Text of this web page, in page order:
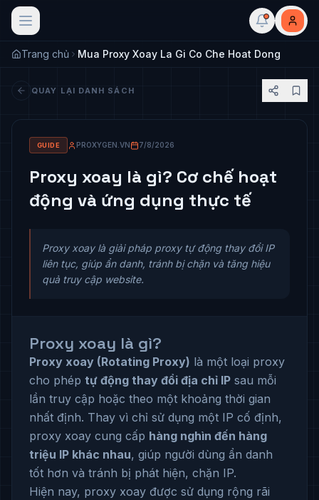
Skip to main content
Trang chủ Mua Proxy Xoay La Gi Co Che Hoat Dong
QUAY LẠI DANH SÁCH
GUIDE PROXYGEN.VN 7/8/2026
Proxy xoay là gì? Cơ chế hoạt
động và ứng dụng thực tế
Proxy xoay là giải pháp proxy tự động thay đổi IP
liên tục, giúp ẩn danh, tránh bị chặn và tăng hiệu
quả truy cập website.
Proxy xoay là gì?
Proxy xoay (Rotating Proxy) là một loại proxy
cho phép tự động thay đổi địa chỉ IP sau mỗi
lần truy cập hoặc theo một khoảng thời gian
nhất định. Thay vì chỉ sử dụng một IP cố định,
proxy xoay cung cấp hàng nghìn đến hàng
triệu IP khác nhau, giúp người dùng ẩn danh
tốt hơn và tránh bị phát hiện, chặn IP.
Hiện nay, proxy xoay được sử dụng rộng rãi